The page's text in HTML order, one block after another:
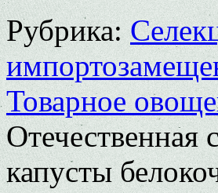
Рубрика:
Товарное
Отечественная
капусты